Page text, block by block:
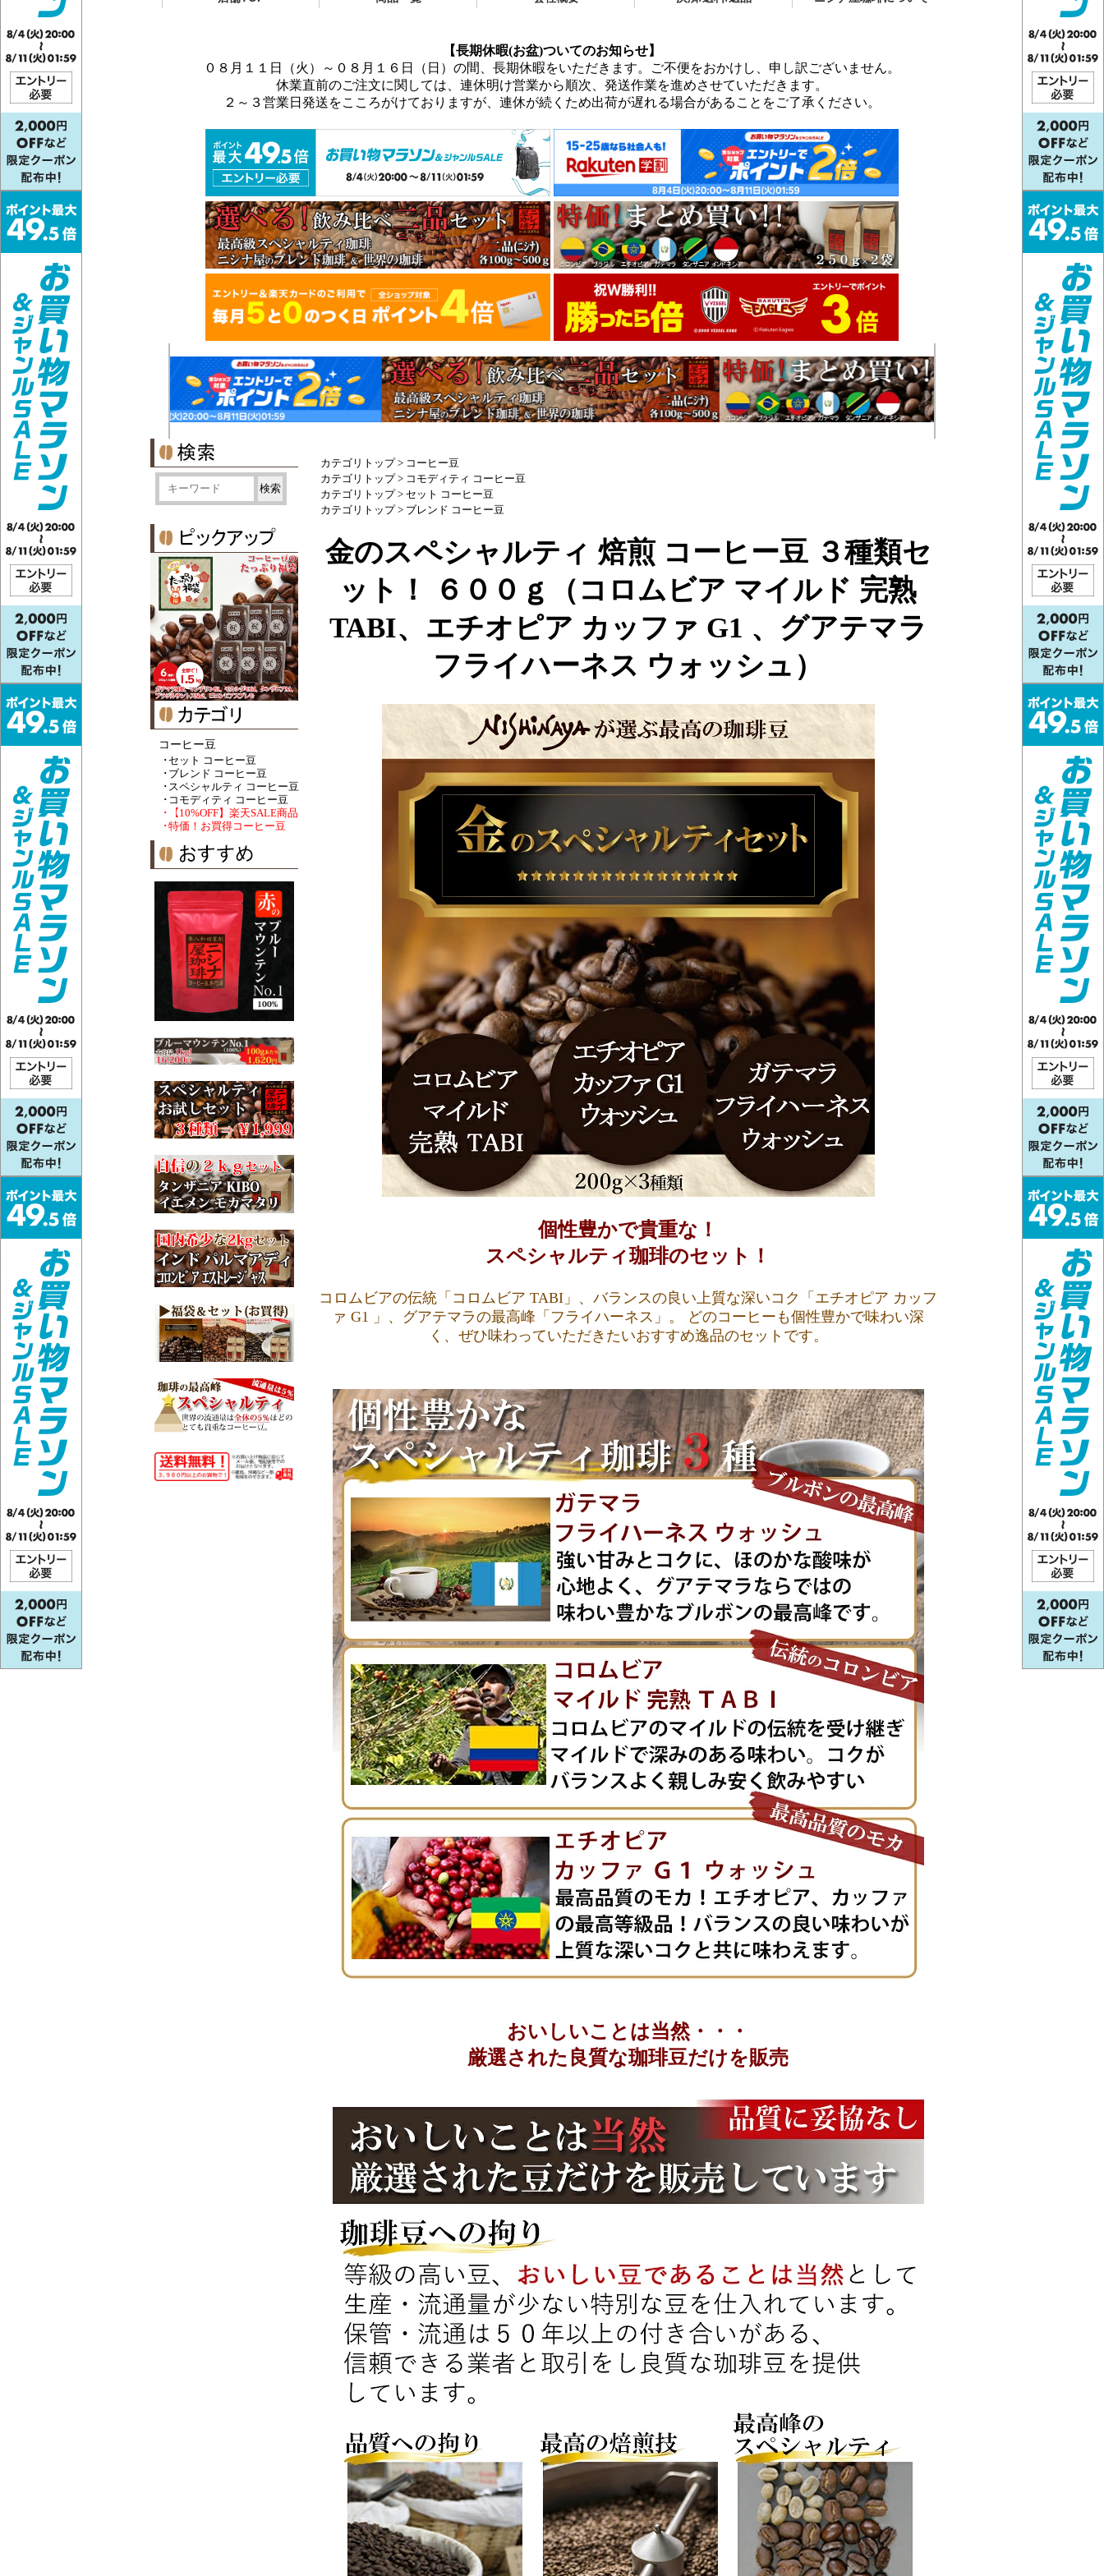
【長期休暇(お盆)ついてのお知らせ】
０８月１１日（火）～０８月１６日（日）の間、長期休暇をいただきます。ご不便をおかけし、申し訳ございません。
休業直前のご注文に関しては、連休明け営業から順次、発送作業を進めさせていただきます。
２～３営業日発送をこころがけておりますが、連休が続くため出荷が遅れる場合があることをご了承ください。
カテゴリトップ> コーヒー豆
カテゴリトップ> コモディティ コーヒー豆
カテゴリトップ> セット コーヒー豆
カテゴリトップ> ブレンド コーヒー豆
金のスペシャルティ 焙煎 コーヒー豆 ３種類セ
ット！ ６００ｇ（コロムビア マイルド 完熟
TABI、エチオピア カッファ G1 、グアテマラ
フライハーネス ウォッシュ）
個性豊かで貴重な！
スペシャルティ珈琲のセット！
コロムビアの伝統「コロムビア TABI」、バランスの良い上質な深いコク「エチオピア カッフ
ァ G1 」、グアテマラの最高峰「フライハーネス」。 どのコーヒーも個性豊かで味わい深
く、ぜひ味わっていただきたいおすすめ逸品のセットです。
おいしいことは当然・・・
厳選された良質な珈琲豆だけを販売